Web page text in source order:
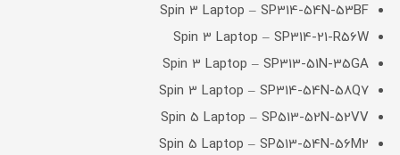
Spin 3 Laptop – SP314-54N-53BF
Spin 3 Laptop – SP314-21-R56W
Spin 3 Laptop – SP313-51N-35GA
Spin 3 Laptop – SP314-54N-58Q7
Spin 5 Laptop – SP513-52N-52VV
Spin 5 Laptop – SP513-54N-56M2